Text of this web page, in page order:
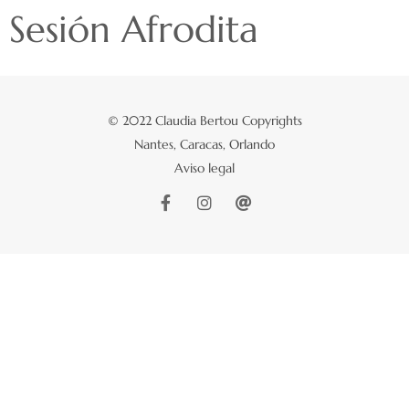
Sesión Afrodita
© 2022 Claudia Bertou Copyrights
Nantes, Caracas, Orlando
Aviso legal